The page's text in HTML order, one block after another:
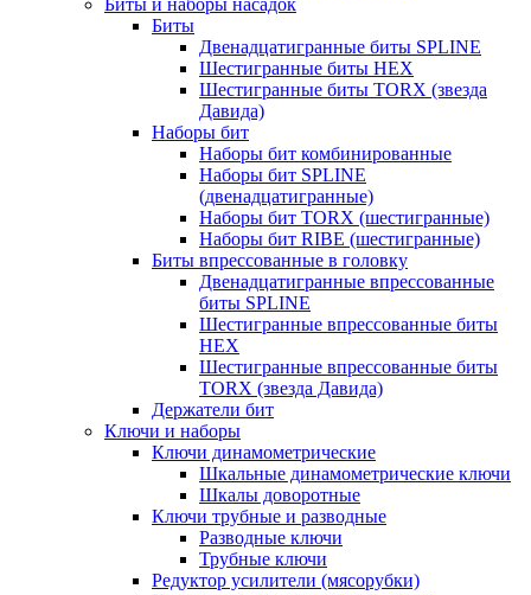
Биты и наборы насадок
Биты
Двенадцатигранные биты SPLINE
Шестигранные биты HEX
Шестигранные биты TORX (звезда
Давида)
Наборы бит
Наборы бит комбинированные
Наборы бит SPLINE
(двенадцатигранные)
Наборы бит TORX (шестигранные)
Наборы бит RIBE (шестигранные)
Биты впрессованные в головку
Двенадцатигранные впрессованные
биты SPLINE
Шестигранные впрессованные биты
HEX
Шестигранные впрессованные биты
TORX (звезда Давида)
Держатели бит
Ключи и наборы
Ключи динамометрические
Шкальные динамометрические ключи
Шкалы доворотные
Ключи трубные и разводные
Разводные ключи
Трубные ключи
Редуктор усилители (мясорубки)